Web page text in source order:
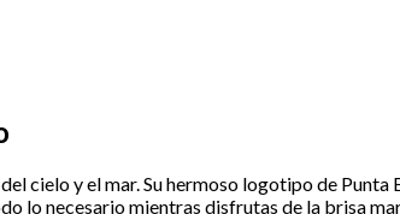
cielo y el mar. Su hermoso logotipo de
lo necesario mientras disfrutas de la brisa